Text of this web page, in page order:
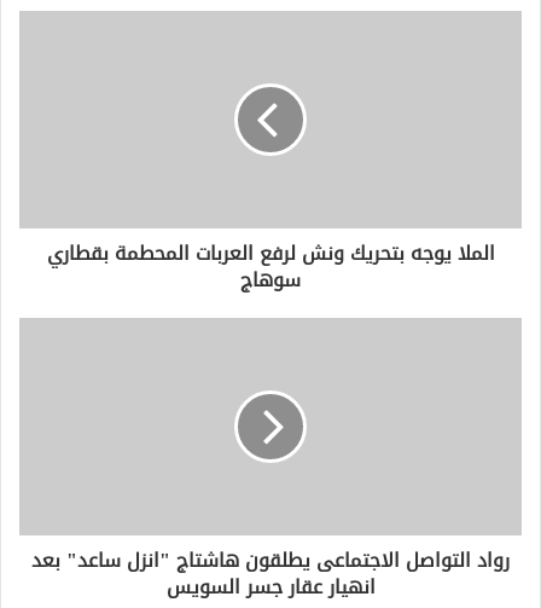
ر
الملا يوجه بتحريك ونش لرفع العربات المحطمة بقطاري
سوهاج
رواد التواصل الاجتماعى يطلقون هاشتاج "انزل ساعد" بعد
انهيار عقار جسر السويس